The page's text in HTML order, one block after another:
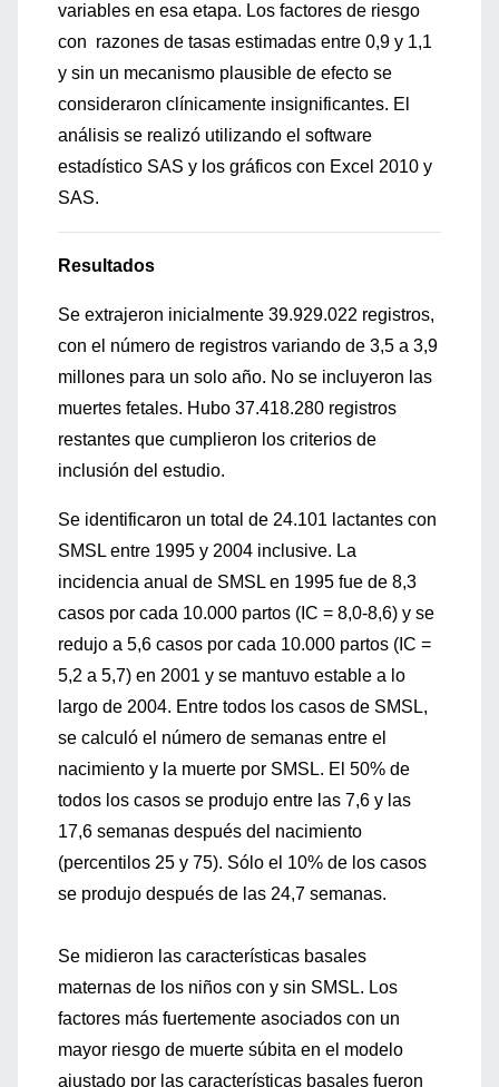
variables en esa etapa. Los factores de riesgo
con razones de tasas estimadas entre 0,9 y 1,1
y sin un mecanismo plausible de efecto se
consideraron clínicamente insignificantes. El
análisis se realizó utilizando el software
estadístico SAS y los gráficos con Excel 2010 y
SAS.
Resultados
Se extrajeron inicialmente 39.929.022 registros,
con el número de registros variando de 3,5 a 3,9
millones para un solo año. No se incluyeron las
muertes fetales. Hubo 37.418.280 registros
restantes que cumplieron los criterios de
inclusión del estudio.
Se identificaron un total de 24.101 lactantes con
SMSL entre 1995 y 2004 inclusive. La
incidencia anual de SMSL en 1995 fue de 8,3
casos por cada 10.000 partos (IC = 8,0-8,6) y se
redujo a 5,6 casos por cada 10.000 partos (IC =
5,2 a 5,7) en 2001 y se mantuvo estable a lo
largo de 2004. Entre todos los casos de SMSL,
se calculó el número de semanas entre el
nacimiento y la muerte por SMSL. El 50% de
todos los casos se produjo entre las 7,6 y las
17,6 semanas después del nacimiento
(percentilos 25 y 75). Sólo el 10% de los casos
se produjo después de las 24,7 semanas.
Se midieron las características basales
maternas de los niños con y sin SMSL. Los
factores más fuertemente asociados con un
mayor riesgo de muerte súbita en el modelo
ajustado por las características basales fueron